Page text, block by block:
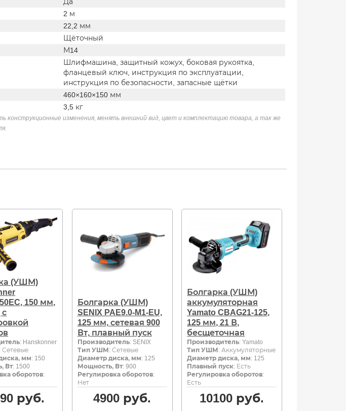
Да
2 м
22,2 мм
Щёточный
М14
Шлифмашина, защитный кожух, боковая рукоятка,
фланцевый ключ, инструкция по эксплуатации,
инструкция по безопасности, запасные щётки
460×160×150 мм
3,5 кг
конструкционные изменения, менять внешний вид, цвет и комплектацию товара, а так же
(УШМ)
150 мм,
с
: Hanskonner
: Сетевые
мм: 150
Вт: 1500
оборотов:
руб.
Болгарка (УШМ)
SENIX PAE9.0-M1-EU,
125 мм, сетевая 900
Вт, плавный пуск
Производитель: SENIX
Тип УШМ: Сетевые
Диаметр диска, мм: 125
Мощность, Вт: 900
Регулировка оборотов:
Нет
4900 руб.
Болгарка (УШМ)
аккумуляторная
Yamato CBAG21-125,
125 мм, 21 В,
бесщеточная
Производитель: Yamato
Тип УШМ: Аккумуляторные
Диаметр диска, мм: 125
Плавный пуск: Есть
Регулировка оборотов:
Есть
10100 руб.